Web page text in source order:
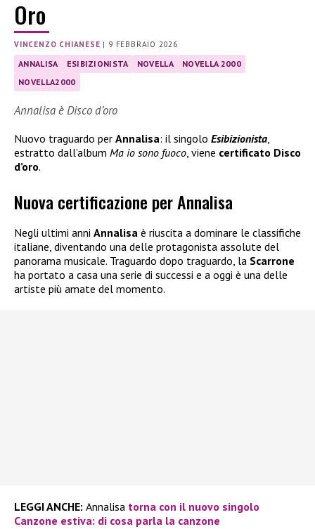
Oro
VINCENZO CHIANESE | 9 FEBBRAIO 2026
ANNALISA ESIBIZIONISTA NOVELLA
NOVELLA 2000
NOVELLA2000
Annalisa è Disco d’oro
Nuovo traguardo per Annalisa: il singolo Esibizionista
estratto dall’album Ma io sono fuoco , viene certificato Disco
d’oro.
Nuova certificazione per Annalisa
Negli ultimi anni Annalisa è riuscita a dominare le classifiche
italiane, diventando una delle protagonista assolute del
panorama musicale. Traguardo dopo traguardo, la Scarrone
ha portato a casa una serie di successi e a oggi è una delle
artiste più amate del momento.
LEGGI ANCHE: Annalisa torna con il nuovo singolo
Canzone estiva: di cosa parla la canzone